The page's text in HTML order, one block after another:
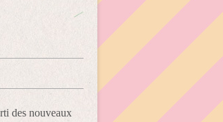
des nouveaux